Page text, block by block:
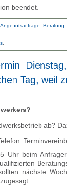
beendet.
Angebotsanfrage Beratung
Tag, weil
ab?
Uhr beim
nächste